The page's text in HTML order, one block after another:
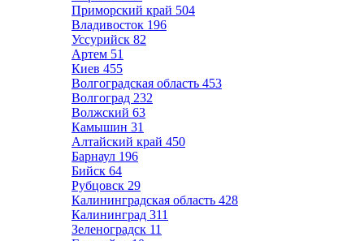
Приморский край 504
Владивосток 196
Уссурийск 82
Артем 51
Киев 455
Волгоградская область 453
Волгоград 232
Волжский 63
Камышин 31
Алтайский край 450
Барнаул 196
Бийск 64
Рубцовск 29
Калининградская область 428
Калининград 311
Зеленоградск 11